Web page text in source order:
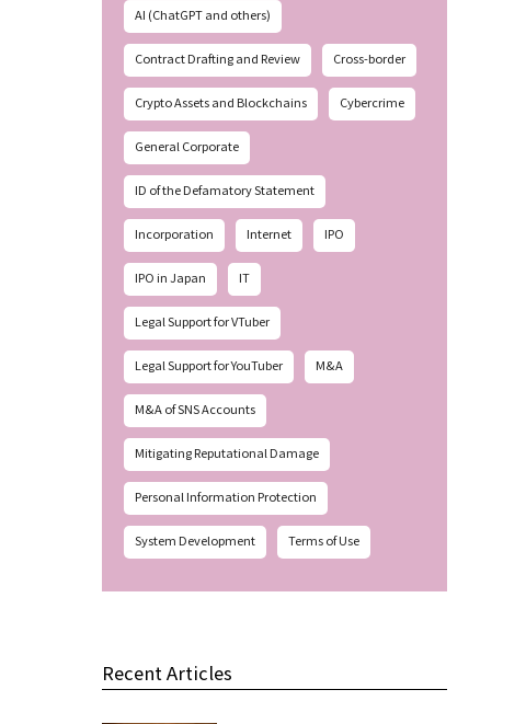
AI (ChatGPT and others)
Contract Drafting and Review Cross-border
Crypto Assets and Blockchains Cybercrime
General Corporate
ID of the Defamatory Statement
Incorporation Internet IPO
IPO in Japan IT
Legal Support for VTuber
Legal Support for YouTuber M&A
M&A of SNS Accounts
Mitigating Reputational Damage
Personal Information Protection
System Development Terms of Use
Recent Articles